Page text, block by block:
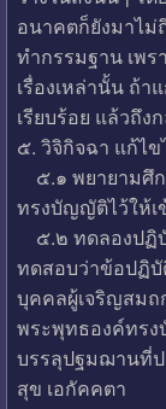
อนาคตก็ยังมาไม่
ทำกรรมฐาน เพ
เรื่องเหล่านั้น ถ้า
เรียบร้อย แล้วถึ
๕. วิจิกิจฉา แก้ไข
๕.๑ พยายามศึ
ทรงบัญญัติไว้ให้เ
๕.๒ ทดลองปฏิ
ทดสอบว่าข้อปฏิบั
บุคคลผู้เจริญสมถ
พระพุทธองค์ทร
บรรลุปฐมฌานที่
สุข เอกัคคตา